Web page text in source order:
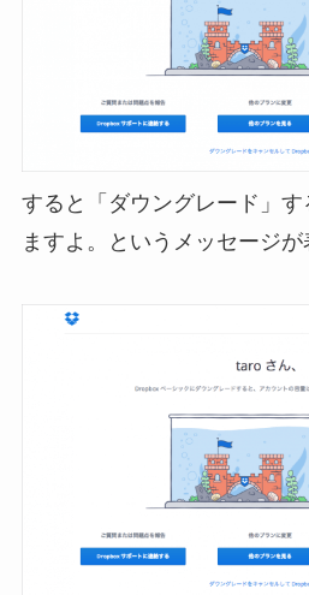
すると「ダウングレード」
ますよ。というメッセージが